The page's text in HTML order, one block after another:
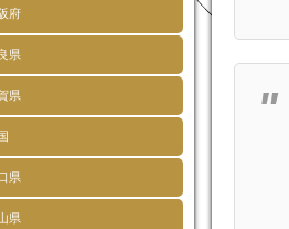
府
県
県
県
県